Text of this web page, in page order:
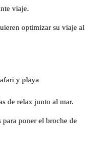
viaje.
optimizar su viaje al
de relax junto al mar.
poner el broche de